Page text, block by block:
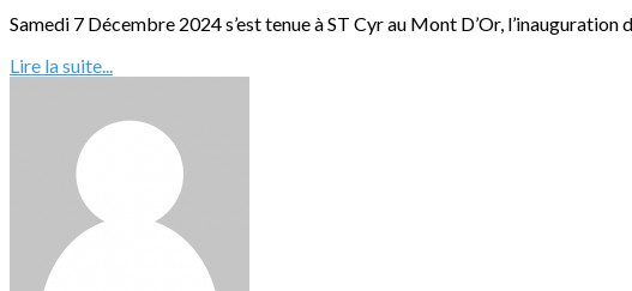
Samedi 7 Décembre 2024 s’est tenue à ST Cyr au Mont D’Or, l’inauguration
Lire la suite...